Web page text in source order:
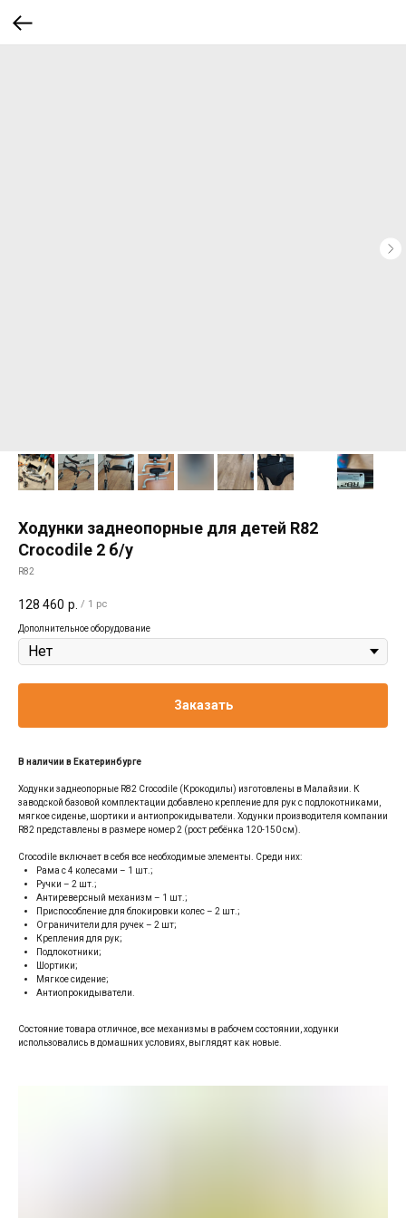
Ходунки заднеопорные для детей R82
Crocodile 2 б/у
R82
128 460 р. / 1 pc
Дополнительное оборудование
Заказать
В наличии в Екатеринбурге
Ходунки заднеопорные R82 Crocodile (Крокодилы) изготовлены в Малайзии. К
заводской базовой комплектации добавлено крепление для рук с подлокотниками,
мягкое сиденье, шортики и антиопрокидыватели. Ходунки производителя компании
R82 представлены в размере номер 2 (рост ребёнка 120-150 см).
Crocodile включает в себя все необходимые элементы. Среди них:
Рама с 4 колесами – 1 шт.;
Ручки – 2 шт.;
Антиреверсный механизм – 1 шт.;
Приспособление для блокировки колес – 2 шт.;
Ограничители для ручек – 2 шт;
Крепления для рук;
Подлокотники;
Шортики;
Мягкое сидение;
Антиопрокидыватели.
Состояние товара отличное, все механизмы в рабочем состоянии, ходунки
использовались в домашних условиях, выглядят как новые.